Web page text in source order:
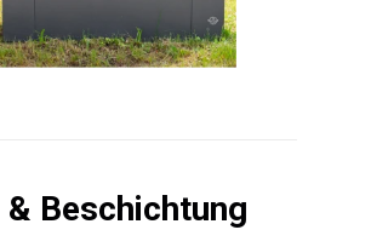
Beschichtung